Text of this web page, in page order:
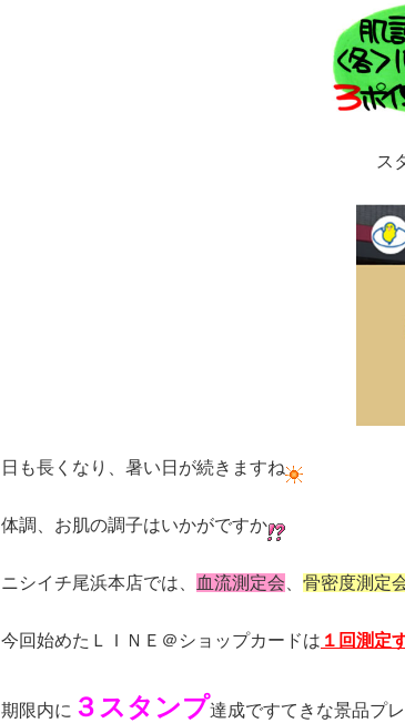
ス
日も長くなり、暑い日が続きますね
体調、お肌の調子はいかがですか
ニシイチ尾浜本店では、 血流測定会 骨密度測定
今回始めたＬＩＮＥ＠ショップカードは １回測定
期限内に ３スタンプ達成ですてきな景品プ